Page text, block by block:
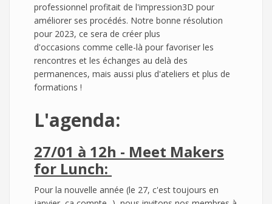
professionnel profitait de l'impression3D pour
améliorer ses procédés. Notre bonne résolution
pour 2023, ce sera de créer plus
d'occasions comme celle-là pour favoriser les
rencontres et les échanges au delà des
permanences, mais aussi plus d'ateliers et plus de
formations !
L'agenda:
27/01 à 12h - Meet Makers
for Lunch:
Pour la nouvelle année (le 27, c'est toujours en